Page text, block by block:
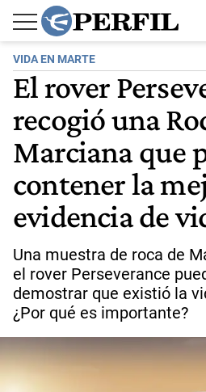
VIDA EN MARTE
El rover
recogió una
Marciana que
contener la
evidencia de
Una muestra de roca de
el rover Perseverance
demostrar que existió la
¿Por qué es importante?